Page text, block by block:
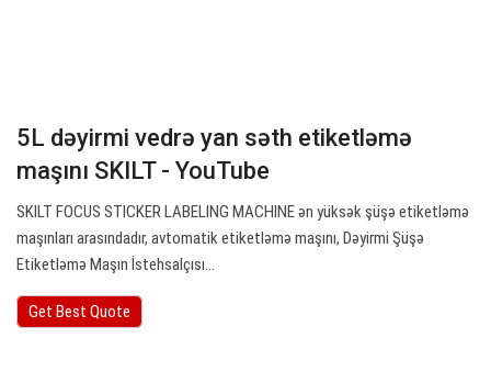
5L dəyirmi vedrə yan səth etiketləmə
maşını SKILT - YouTube
SKILT FOCUS STICKER LABELING MACHINE ən yüksək şüşə etiketləmə
maşınları arasındadır, avtomatik etiketləmə maşını, Dəyirmi Şüşə
Etiketləmə Maşın İstehsalçısı…
Get Best Quote